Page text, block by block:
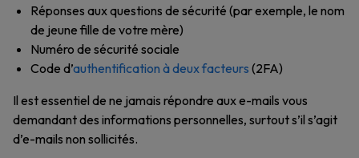
Réponses aux questions de sécurité (par exemple, le nom
de jeune fille de votre mère)
Numéro de sécurité sociale
Code d’authentification à deux facteurs (2FA)
Il est essentiel de ne jamais répondre aux e-mails vous
demandant des informations personnelles, surtout s’il s’agit
d’e-mails non sollicités.